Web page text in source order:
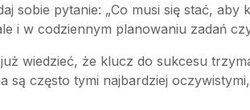
pytanie: „Co musi się stać, aby
i w codziennym planowaniu zadań
wiedzieć, że klucz do sukcesu
często tymi najbardziej